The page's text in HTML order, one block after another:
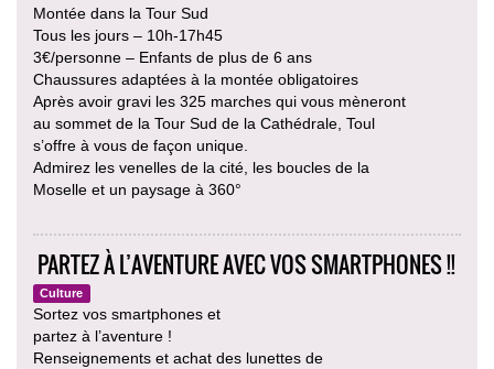
Montée dans la Tour Sud
Tous les jours – 10h-17h45
3€/personne – Enfants de plus de 6 ans
Chaussures adaptées à la montée obligatoires
Après avoir gravi les 325 marches qui vous mèneront
au sommet de la Tour Sud de la Cathédrale, Toul
s’offre à vous de façon unique.
Admirez les venelles de la cité, les boucles de la
Moselle et un paysage à 360°
PARTEZ À L’AVENTURE AVEC VOS SMARTPHONES !!
Culture
Sortez vos smartphones et
partez à l’aventure !
Renseignements et achat des lunettes de